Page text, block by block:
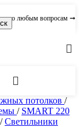
по любым вопросам ➞
потолков /
/ SMART 220
/ Светильники